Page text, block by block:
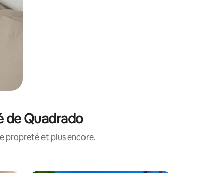
de Quadrado
propreté et plus encore.